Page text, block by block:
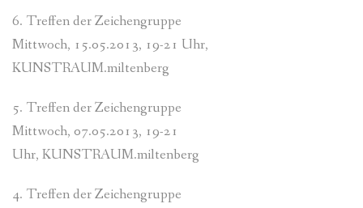
6. Treffen der Zeichengruppe
Mittwoch, 15.05.2013, 19-21 Uhr,
KUNSTRAUM.miltenberg
5. Treffen der Zeichengruppe
Mittwoch, 07.05.2013, 19-21
Uhr, KUNSTRAUM.miltenberg
4. Treffen der Zeichengruppe